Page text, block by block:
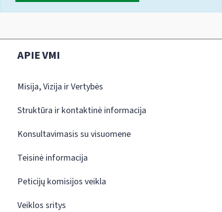
APIE VMI
Misija, Vizija ir Vertybės
Struktūra ir kontaktinė informacija
Konsultavimasis su visuomene
Teisinė informacija
Peticijų komisijos veikla
Veiklos sritys